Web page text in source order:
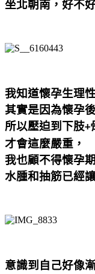
坐北朝南，好不
我知道懷孕生理
其實是因為懷孕
所以壓迫到下肢+
才會這麼嚴重，
我也顧不得懷孕
水腫和抽筋已經
意識到自己好像